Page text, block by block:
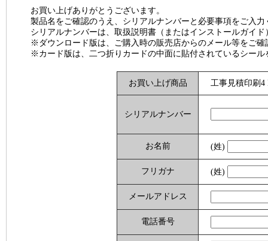
お買い上げありがとうございます。
製品名をご確認のうえ、シリアルナンバーと必要事項をご入力
シリアルナンバーは、取扱説明書（またはインストールガイ
※ダウンロード版は、ご購入時の販売店からのメール等をご確
※カード版は、二つ折りカードの中面に貼付されているシール
お買い上げ商品 工事見積印刷4
シリアルナンバー
お名前 (姓)
フリガナ (姓)
メールアドレス
電話番号